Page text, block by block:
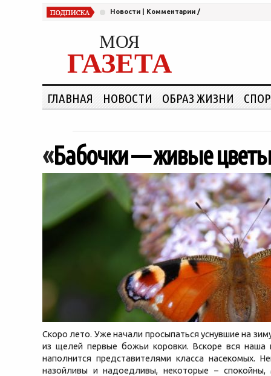
Новости Комментарии /
МОЯ
ГАЗЕТА
ГЛАВНАЯ НОВОСТИ ОБРАЗ ЖИЗНИ
«Бабочки — живые цветы
Скоро лето. Уже начали просыпаться уснувшие на
из щелей первые божьи коровки. Вскоре вся наша
наполнится представителями класса насекомых.
назойливы и надоедливы, некоторые –